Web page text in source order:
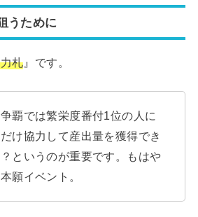
うために
札 』です。
覇では繁栄度番付1位の人に
け協力して産出量を獲得でき
というのが重要です。もはや
願イベント。